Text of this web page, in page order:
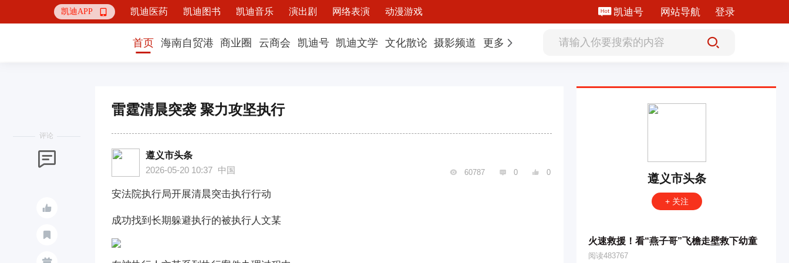
凯迪APP  凯迪医药 凯迪图书 凯迪音乐 演出剧 网络表演 动漫游戏 凯迪号 网站导航 登录
首页 海南自贸港 商业圈 云商会 凯迪号 凯迪文学 文化散论 摄影频道 更多
评论


雷霆清晨突袭 聚力攻坚执行
遵义市头条
2026-05-20 10:37 中国  60787  0  0
安法院执行局开展清晨突击执行行动
成功找到长期躲避执行的被执行人文某
遵义市头条
+ 关注
火速救援！看“燕子哥”飞檐走壁救下幼童
阅读483767